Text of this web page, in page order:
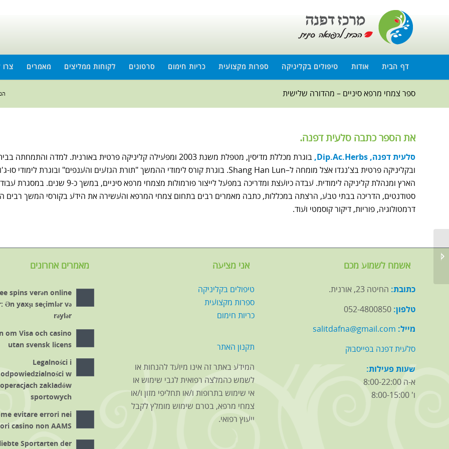
דף הבית אודות טיפולים בקליניקה ספרות מקצועית כריות חימום סרטונים לקוחות ממליצים מאמרים
ספר צמחי מרפא סיניים – מהדורה שלישית
את הספר כתבה סלעית דפנה.
סלעית דפנה, Dip.Ac.Herbs,
בוגרת מכללת מדיסין, מטפלת משנת 2003 ומפעילה קליניקה פרטית באורנית.
הארץ ומנהלת קליניקה לימודית. עבדה כיועצת
סטודנטים, הדריכה בבתי טבע, הרצתה במכללות, כתבה מאמרים רבים בתחום צמחי המרפא והעשירה את הידע בקורסי המשך רבים
דרמטולוגיה, פוריות, דיקור קוסמטי ועוד.
מאמרים אחרונים
spins verən online
Ən yaxşı seçimlər və
rəylər
om Visa och casino
utan svensk licens
Legalności i
odpowiedzialności w
operacjach zakładów
sportowych
evitare errori nei
casino non AAMS
Sportarten der
אני מציעה
טיפולים בקליניקה
ספרות מקצועית
כריות חימום
תקנון האתר
המידע באתר זה אינו מיועד להנחות או
לשמש כהמלצה רפואית לגבי שימוש או
אי שימוש בתרופות ו/או תחליפי מזון ו/או
צמחי מרפא, בטרם שימוש מומלץ לקבל
ייעוץ רפואי.
אשמח לשמוע מכם
כתובת: החיטה 23, אורנית.
טלפון:052-4800850
מייל: salitdafna@gmail.com
סלעית דפנה בפייסבוק
שעות פעילות:
א-ה 8:00-22:00
ו' 8:00-15:00
שניה...